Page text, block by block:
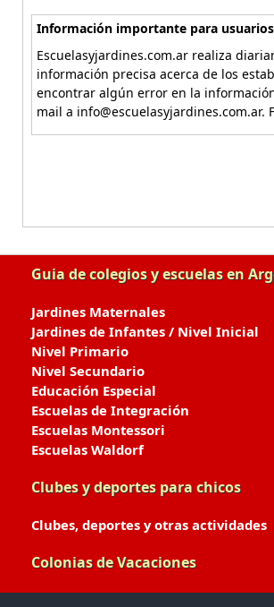
Información importante para
Escuelasyjardines.com.ar realiza
información precisa acerca de los
encontrar algún error en la
mail a
Guia de colegios y escuelas en
Jardines Maternales
Jardines de Infantes / Nivel Inicial
Nivel Primario
Nivel Secundario
Educación Especial
Escuelas de Integración
Escuelas Montessori
Escuelas Waldorf
Clubes y deportes para chicos
Clubes, deportes y otras actividades
Colonias de Vacaciones